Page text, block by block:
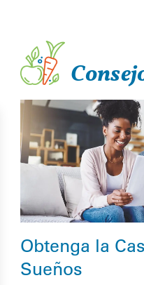
Obtenga la
Sueños